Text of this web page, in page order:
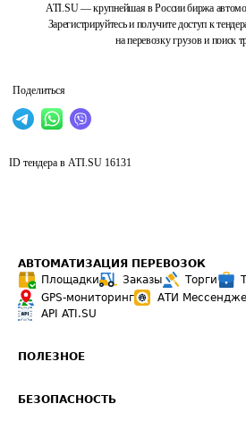
ATI.SU — крупнейшая в России биржа
Зарегистрируйтесь и получите доступ к
на перевозку грузов и поиск
Поделиться
ID тендера в ATI.SU 16131
АВТОМАТИЗАЦИЯ ПЕРЕВОЗОК
Площадки
Заказы Торги
GPS-мониторинг
АТИ
API ATI.SU
ПОЛЕЗНОЕ
БЕЗОПАСНОСТЬ